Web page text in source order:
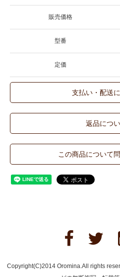
販売価格
型番
定価
支払い・配送
返品につ
この商品について
Copyright(C)2014 Oromina.All rights